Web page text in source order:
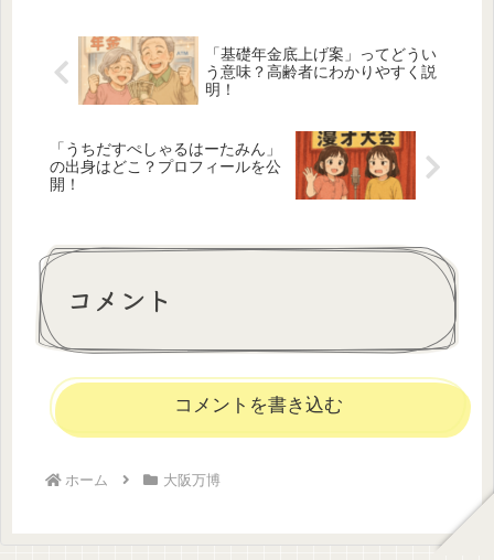
「基礎年金底上げ案」ってどうい
う意味？高齢者にわかりやすく説
明！
「うちだすぺしゃるはーたみん」
の出身はどこ？プロフィールを公
開！
コメント
コメントを書き込む
ホーム 大阪万博